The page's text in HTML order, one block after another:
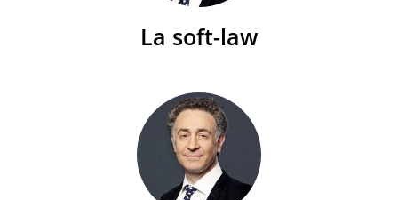
La soft-law